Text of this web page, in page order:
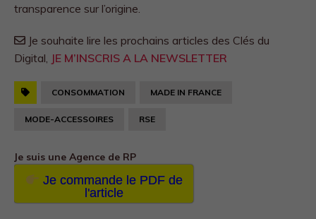
transparence sur l’origine.
Je souhaite lire les prochains articles des Clés du
Digital, JE M’INSCRIS A LA NEWSLETTER
CONSOMMATION MADE IN FRANCE
MODE-ACCESSOIRES RSE
Je suis une Agence de RP
Je commande le PDF de
l'article